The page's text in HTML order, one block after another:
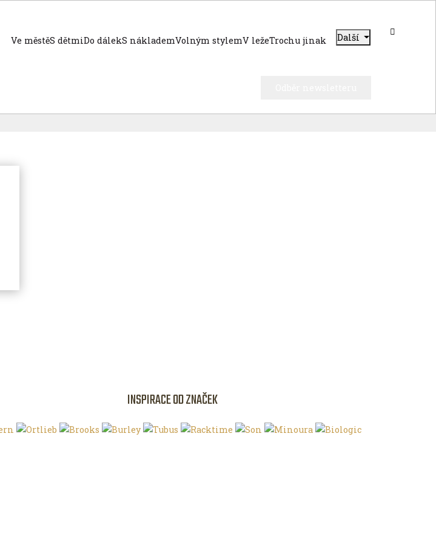
Ve městěS dětmiDo dálekS náklademVolným stylemV ležeTrochu jinak Další
INSPIRACE OD ZNAČEK